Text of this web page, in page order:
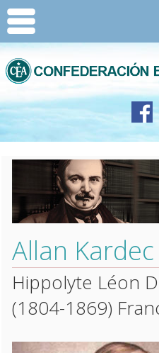
Allan Kardec
Hippolyte Léon
(1804-1869)